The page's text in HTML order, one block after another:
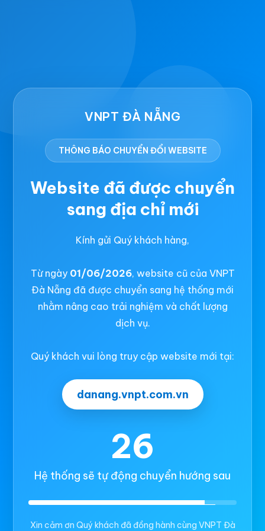
VNPT ĐÀ NẴNG
THÔNG BÁO CHUYỂN ĐỔI WEBSITE
Website đã được chuyển
sang địa chỉ mới
Kính gửi Quý khách hàng,
Từ ngày 01/06/2026, website cũ của VNPT
Đà Nẵng đã được chuyển sang hệ thống mới
nhằm nâng cao trải nghiệm và chất lượng
dịch vụ.
Quý khách vui lòng truy cập website mới tại:
danang.vnpt.com.vn
26
Hệ thống sẽ tự động chuyển hướng sau
Xin cảm ơn Quý khách đã đồng hành cùng VNPT Đà